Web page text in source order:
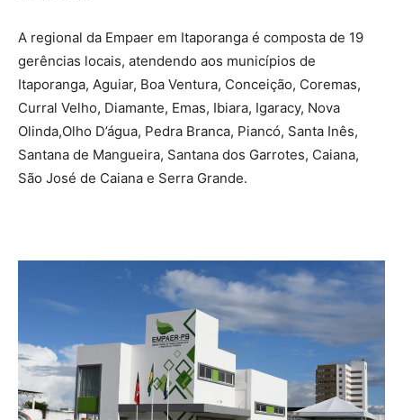
A regional da Empaer em Itaporanga é composta de 19
gerências locais, atendendo aos municípios de
Itaporanga, Aguiar, Boa Ventura, Conceição, Coremas,
Curral Velho, Diamante, Emas, Ibiara, Igaracy, Nova
Olinda,Olho D’água, Pedra Branca, Piancó, Santa Inês,
Santana de Mangueira, Santana dos Garrotes, Caiana,
São José de Caiana e Serra Grande.